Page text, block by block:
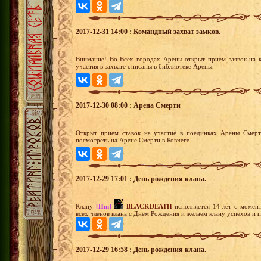
2017-12-31 14:00 : Командный захват замков.
Внимание! Во Всех городах Арены открыт прием заявок на
участия в захвате описаны в библиотеке Арены.
2017-12-30 08:00 : Арена Смерти
Открыт прием ставок на участие в поединках Арены
посмотреть на Арене Смерти в Ковчеге.
2017-12-29 17:01 : День рождения клана.
Клану [Hm] BLACKDEATHисполняется 14 лет с
всех членов клана с Днем Рождения и желаем клану успехов и
2017-12-29 16:58 : День рождения клана.